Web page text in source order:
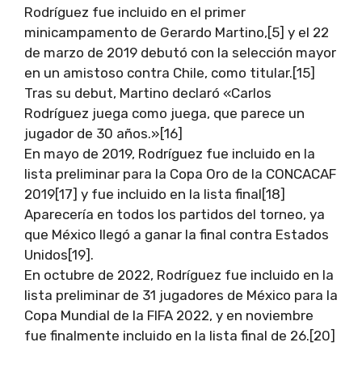
Rodríguez fue incluido en el primer
minicampamento de Gerardo Martino,[5] y el 22
de marzo de 2019 debutó con la selección mayor
en un amistoso contra Chile, como titular.[15]
Tras su debut, Martino declaró «Carlos
Rodríguez juega como juega, que parece un
jugador de 30 años.»[16]
En mayo de 2019, Rodríguez fue incluido en la
lista preliminar para la Copa Oro de la CONCACAF
2019[17] y fue incluido en la lista final[18]
Aparecería en todos los partidos del torneo, ya
que México llegó a ganar la final contra Estados
Unidos[19].
En octubre de 2022, Rodríguez fue incluido en la
lista preliminar de 31 jugadores de México para la
Copa Mundial de la FIFA 2022, y en noviembre
fue finalmente incluido en la lista final de 26.[20]